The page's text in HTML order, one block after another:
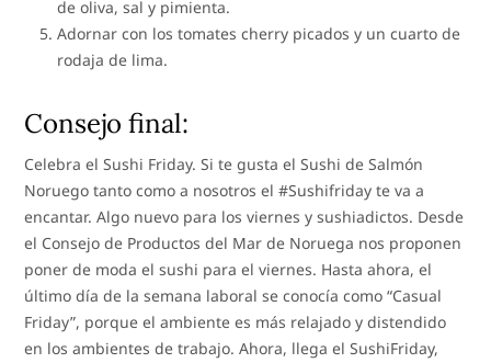
de oliva, sal y pimienta.
Adornar con los tomates cherry picados y un cuarto de
rodaja de lima.
Consejo final:
Celebra el Sushi Friday. Si te gusta el Sushi de Salmón
Noruego tanto como a nosotros el #Sushifriday te va a
encantar. Algo nuevo para los viernes y sushiadictos. Desde
el Consejo de Productos del Mar de Noruega nos proponen
poner de moda el sushi para el viernes. Hasta ahora, el
último día de la semana laboral se conocía como “Casual
Friday”, porque el ambiente es más relajado y distendido
en los ambientes de trabajo. Ahora, llega el SushiFriday,